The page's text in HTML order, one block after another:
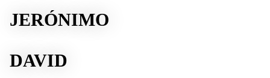
JERÓNIMO
DAVID